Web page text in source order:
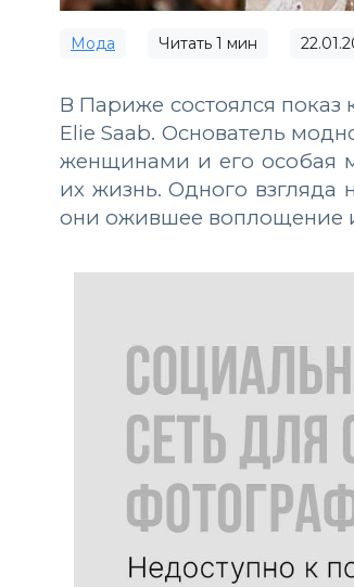
Мода Читать 1 мин
В Париже состоялся показ
Elie Saab. Основатель
женщинами и его особая
их жизнь. Одного взгляда
они ожившее воплощение